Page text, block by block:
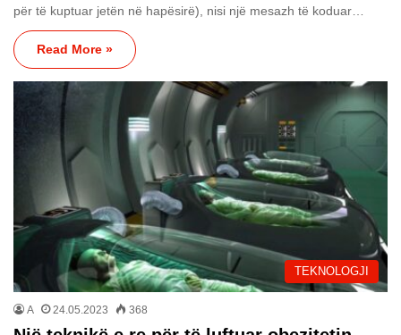
për të kuptuar jetën në hapësirë), nisi një mesazh të koduar…
Read More »
TEKNOLOGJI
A 24.05.2023 368